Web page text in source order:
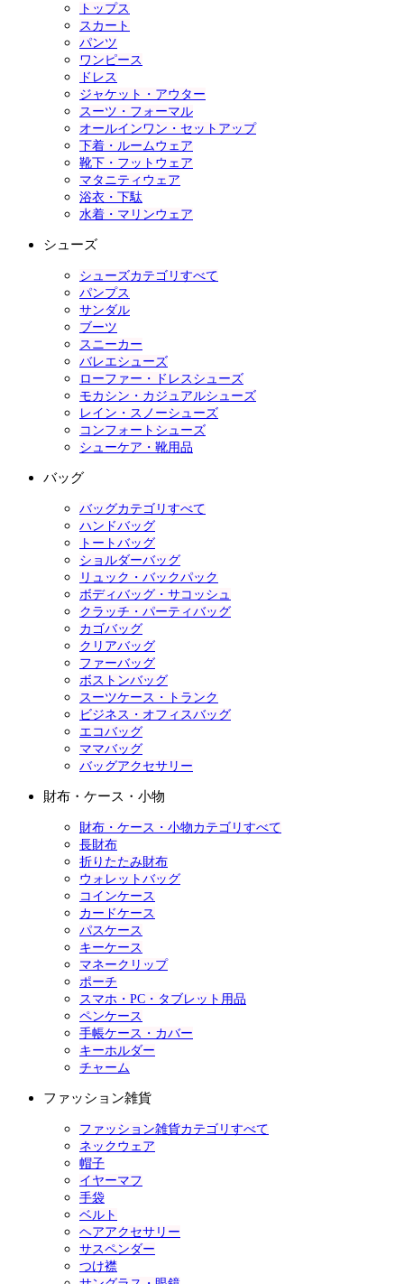
トップス
スカート
パンツ
ワンピース
ドレス
ジャケット・アウター
スーツ・フォーマル
オールインワン・セットアップ
下着・ルームウェア
靴下・フットウェア
マタニティウェア
浴衣・下駄
水着・マリンウェア
シューズ
シューズカテゴリすべて
パンプス
サンダル
ブーツ
スニーカー
バレエシューズ
ローファー・ドレスシューズ
モカシン・カジュアルシューズ
レイン・スノーシューズ
コンフォートシューズ
シューケア・靴用品
バッグ
バッグカテゴリすべて
ハンドバッグ
トートバッグ
ショルダーバッグ
リュック・バックパック
ボディバッグ・サコッシュ
クラッチ・パーティバッグ
カゴバッグ
クリアバッグ
ファーバッグ
ボストンバッグ
スーツケース・トランク
ビジネス・オフィスバッグ
エコバッグ
ママバッグ
バッグアクセサリー
財布・ケース・小物
財布・ケース・小物カテゴリすべて
長財布
折りたたみ財布
ウォレットバッグ
コインケース
カードケース
パスケース
キーケース
マネークリップ
ポーチ
スマホ・PC・タブレット用品
ペンケース
手帳ケース・カバー
キーホルダー
チャーム
ファッション雑貨
ファッション雑貨カテゴリすべて
ネックウェア
帽子
イヤーマフ
手袋
ベルト
ヘアアクセサリー
サスペンダー
つけ襟